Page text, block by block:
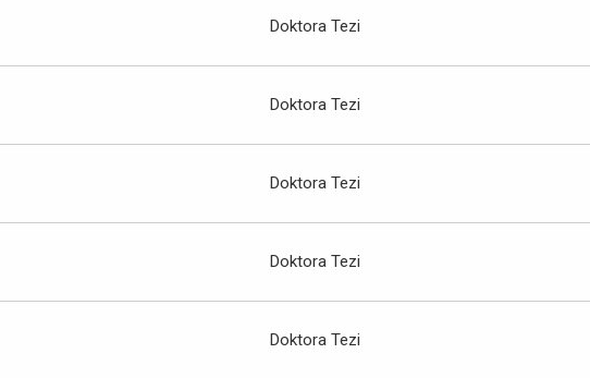
Doktora Tezi
Doktora Tezi
Doktora Tezi
Doktora Tezi
Doktora Tezi